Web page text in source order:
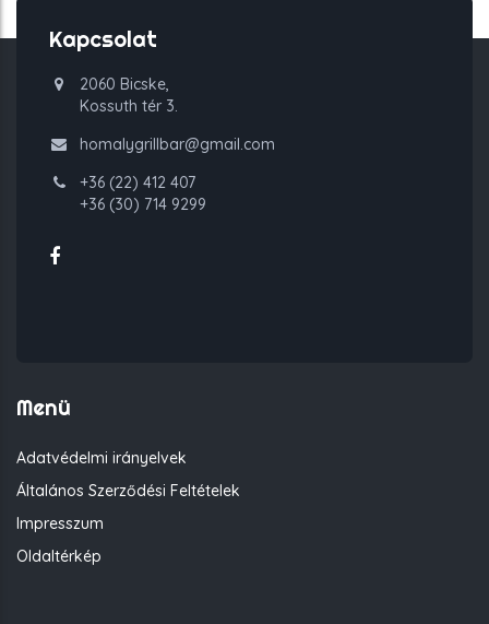
Kapcsolat
2060 Bicske,
Kossuth tér 3.
homalygrillbar@gmail.com
+36 (22) 412 407
+36 (30) 714 9299
Menü
Adatvédelmi irányelvek
Általános Szerződési Feltételek
Impresszum
Oldaltérkép